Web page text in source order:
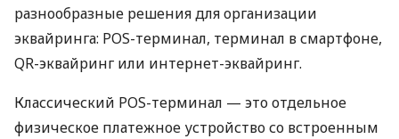
разнообразные решения для организации
эквайринга: POS-терминал, терминал в смартфоне,
QR-эквайринг или интернет-эквайринг.
Классический POS-терминал — это отдельное
физическое платежное устройство со встроенным